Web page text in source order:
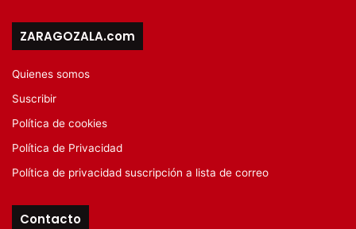
ZARAGOZALA.com
Quienes somos
Suscribir
Política de cookies
Política de Privacidad
Política de privacidad suscripción a lista de correo
Contacto